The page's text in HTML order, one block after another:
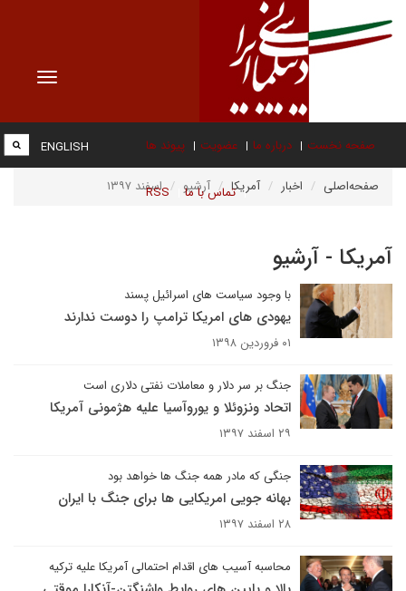
Toggle
صفحه نخست درباره ما عضویت پیوند ها
تماس با ما RSS
ENGLISH
صفحه‌اصلی اخبار آمریکا آرشیو اسفند ۱۳۹۷
آمریکا - آرشیو
با وجود سیاست های اسرائیل پسند
یهودی های امریکا ترامپ را دوست ندارند
۰۱ فروردین ۱۳۹۸
جنگ بر سر دلار و معاملات نفتی دلاری است
اتحاد ونزوئلا و یوروآسیا علیه هژمونی آمریکا
۲۹ اسفند ۱۳۹۷
جنگی که مادر همه جنگ ها خواهد بود
بهانه جویی امریکایی ها برای جنگ با ایران
۲۸ اسفند ۱۳۹۷
محاسبه آسیب های اقدام احتمالی آمریکا علیه ترکیه